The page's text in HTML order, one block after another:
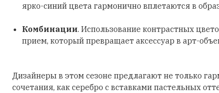
ярко-синий цвета гармонично вплетаются в
Комбинации. Использование контрастных
прием, который превращает аксессуар в арт-
Дизайнеры в этом сезоне предлагают не только
сочетания, как серебро с вставками пастельных